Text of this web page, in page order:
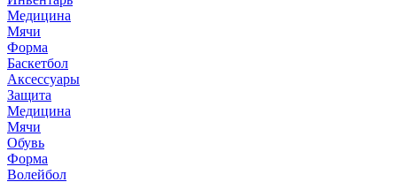
Медицина
Мячи
Форма
Баскетбол
Аксессуары
Защита
Медицина
Мячи
Обувь
Форма
Волейбол